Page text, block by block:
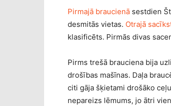
Pirmajā braucienā sestdien
desmitās vietas. Otrajā
klasificēts. Pirmās divas
Pirms trešā brauciena bija
drošības mašīnas. Daļa
citi gāja šķietami drošāko
nepareizs lēmums, jo ātri